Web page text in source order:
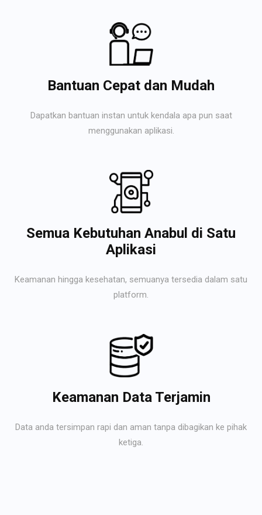
Bantuan Cepat dan Mudah
Dapatkan bantuan instan untuk kendala apa pun saat
menggunakan aplikasi.
Semua Kebutuhan Anabul di Satu
Aplikasi
Keamanan hingga kesehatan, semuanya tersedia dalam satu
platform.
Keamanan Data Terjamin
Data anda tersimpan rapi dan aman tanpa dibagikan ke pihak
ketiga.